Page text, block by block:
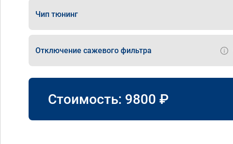
Чип тюнинг
Отключение сажевого фильтра
Стоимость: 9800 ₽